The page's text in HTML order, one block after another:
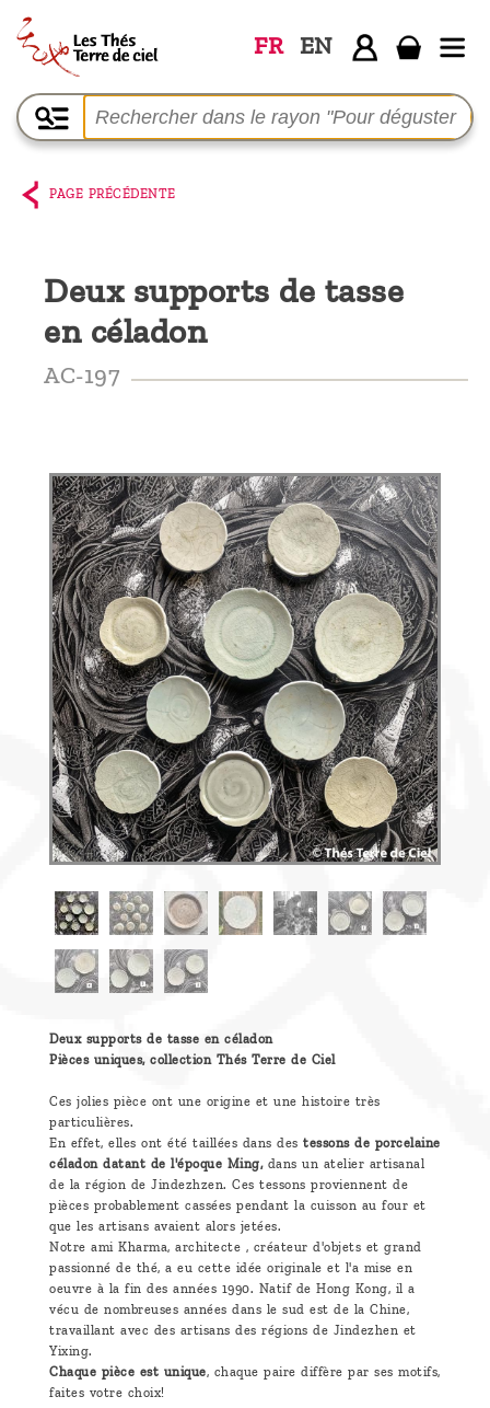
FR EN
Accueil
La
boutique
Parmi les
producteurs,
nous ?
Découvrir
le thé
Pu'Erh
Comment
infuser
votre thé
Contactez-
nous !
PAGE PRÉCÉDENTE
Deux supports de tasse
en céladon
AC-197
Deux supports de tasse en céladon
Pièces uniques, collection Thés Terre de Ciel
Ces jolies pièce ont une origine et une histoire très
particulières.
En effet, elles ont été taillées dans des tessons de porcelaine
céladon datant de l'époque Ming,dans un atelier artisanal
de la région de Jindezhzen. Ces tessons proviennent de
pièces probablement cassées pendant la cuisson au four et
que les artisans avaient alors jetées.
Notre ami Kharma, architecte , créateur d'objets et grand
passionné de thé, a eu cette idée originale et l'a mise en
oeuvre à la fin des années 1990. Natif de Hong Kong, il a
vécu de nombreuses années dans le sud est de la Chine,
travaillant avec des artisans des régions de Jindezhen et
Yixing.
Chaque pièce est unique, chaque paire diffère par ses motifs,
faites votre choix!